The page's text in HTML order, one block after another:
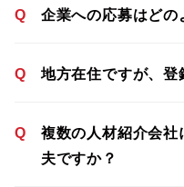
Q 企業への応募はどの
Q 地方在住ですが、登
Q
複数の人材紹介会
夫ですか？